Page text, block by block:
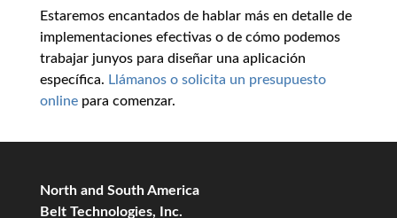
Estaremos encantados de hablar más en detalle de
implementaciones efectivas o de cómo podemos
trabajar junyos para diseñar una aplicación
específica. Llámanos o solicita un presupuesto
onlinepara comenzar.
North and South America
Belt Technologies, Inc.